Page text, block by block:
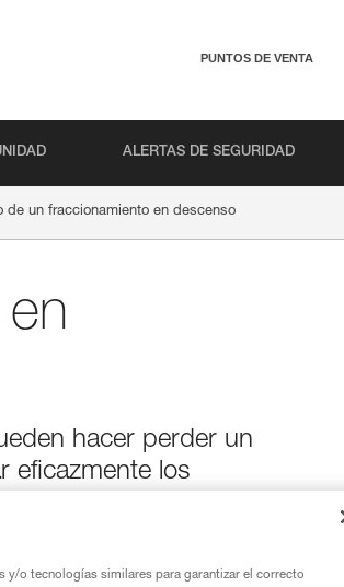
PUNTOS DE VENTA
ALERTAS DE SEGURIDAD
de un fraccionamiento en descenso
hacer perder un
eficazmente los
y/o tecnologías similares para garantizar el correcto